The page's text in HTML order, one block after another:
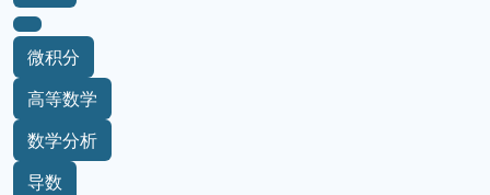
微积分
高等数学
数学分析
导数